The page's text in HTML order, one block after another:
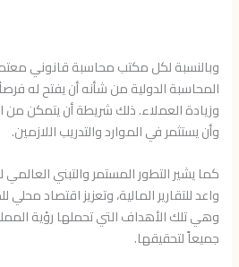
وبالنسبة لكل مكتب محاسبة قانوني
المحاسبة الدولية من شأنه أن يفتح له
وزيادة العملاء. ذلك شريطة أن يتمكن من
وأن يستثمر في الموارد والتدريب اللازمين.
كما يشير التطور المستمر والتبني
واعد للتقارير المالية، وتعزيز اقتصاد
جميعاً لتحقيقها.